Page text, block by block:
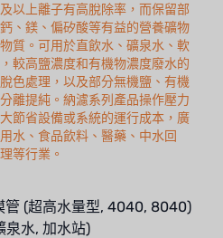
以上離子有高脫除率，而保留部
、鎂、偏矽酸等有益的營養礦物
質。可用於直飲水、礦泉水、軟
較高鹽濃度和有機物濃度廢水的
色處理，以及部分無機鹽、有機
離提純。納濾系列產品操作壓力
節省設備或系統的運行成本，廣
水、食品飲料、醫藥、中水回
等行業。
管 (超高水量型, 4040, 8040)
泉水, 加水站)